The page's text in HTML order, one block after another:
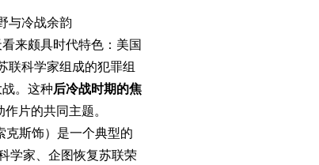
与冷战余韵
来颇具时代特色：美国
联科学家组成的犯罪组
。这种后冷战时期的焦
片的共同主题。
克斯饰）是一个典型的
学家、企图恢复苏联荣